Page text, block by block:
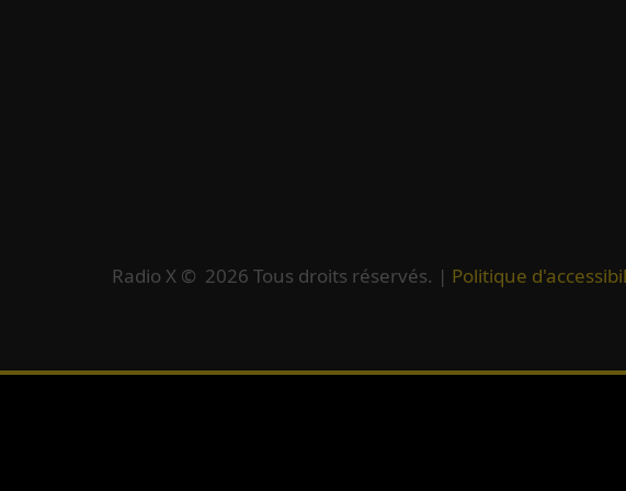
Radio X © 2026 Tous droits réservés. | Politique